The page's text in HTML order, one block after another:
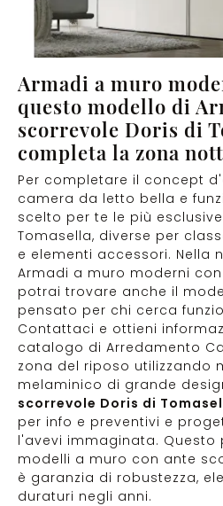
Armadi a muro
questo modello di
scorrevole Doris di
completa la zona
Per completare il concept
camera da letto bella e
scelto per te le più
Tomasella, diverse per
e elementi accessori. Nella
Armadi a muro moderni
potrai trovare anche il
pensato per chi cerca
Contattaci e ottieni
catalogo di Arredamento
zona del riposo utilizzando
melaminico di grande
scorrevole Doris di
per info e preventivi e
l'avevi immaginata. Questo
modelli a muro con ante
è garanzia di robustezza,
duraturi negli anni.